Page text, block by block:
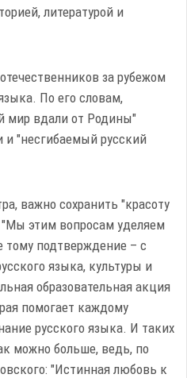
литературой и
за рубежом
По его словам,
мир вдали от Родины"
и "несгибаемый русский
важно сохранить "красоту
"Мы этим вопросам уделяем
тому подтверждение – с
языка, культуры и
образовательная акция
помогает каждому
русского языка. И таких
можно больше, ведь, по
"Истинная любовь к